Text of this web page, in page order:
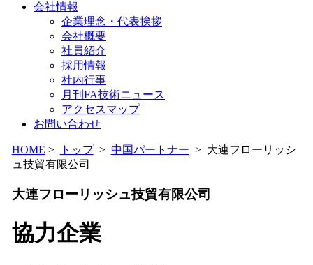
会社情報
企業理念・代表挨拶
会社概要
社員紹介
採用情報
社内行事
月刊FA技術ニュース
アクセスマップ
お問い合わせ
HOME > トップ> 中国パートナー > 大連フローリッシ
ュ技貿有限公司
大連フローリッシュ技貿有限公司
協力企業